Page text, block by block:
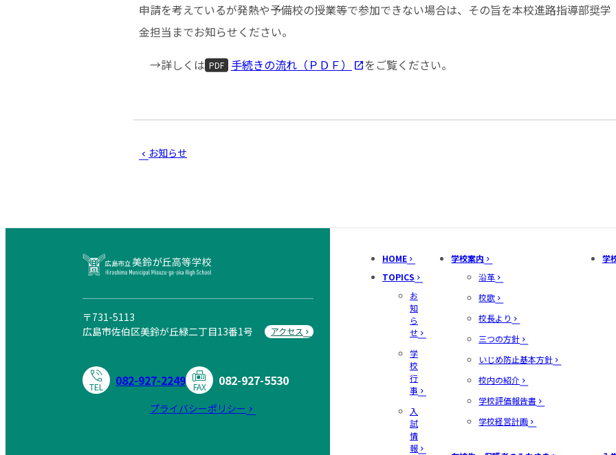
申請を考えているが発熱や予備校の授業等で参加できない場合は、その旨を本校進路指導部奨学
金担当までお知らせください。
→詳しくは PDF 手続きの流れ（ＰＤＦ） をご覧ください。
お知らせ
広島市立美鈴が丘高等学校
〒731-5113
広島市佐伯区美鈴が丘緑二丁目13番1号
アクセス
TEL 082-927-2249 FAX 082-927-5530
プライバシーポリシー
HOME
TOPICS
お
知
ら
せ
学
校
行
事
入
試
情
報
学校案内
沿革
校歌
校長より
三つの方針
いじめ防止基本方針
校内の紹介
学校評価報告書
学校経営計画
学